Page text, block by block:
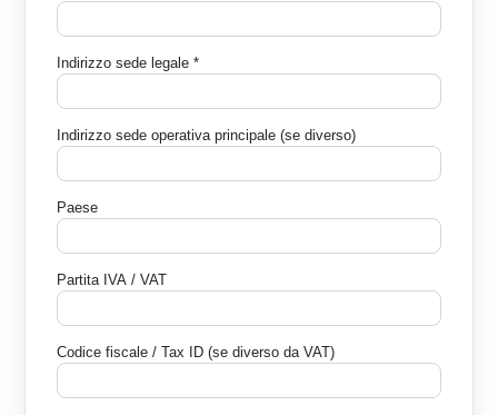
Indirizzo sede legale *
Indirizzo sede operativa principale (se diverso)
Paese
Partita IVA / VAT
Codice fiscale / Tax ID (se diverso da VAT)